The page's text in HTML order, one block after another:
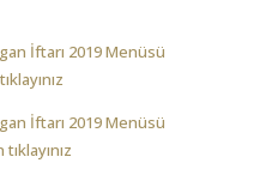
İftarı 2019 Menüsü
İftarı 2019 Menüsü